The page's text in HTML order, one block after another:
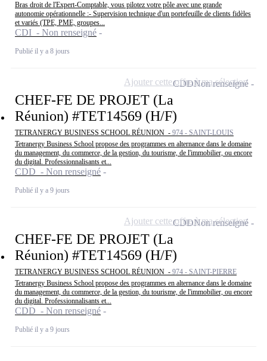
Bras droit de l'Expert-Comptable, vous pilotez votre pôle avec une grande
autonomie opérationnelle :- Supervision technique d'un portefeuille de clients fidèles
et variés (TPE, PME, groupes...
CDI - Non renseigné
Publié il y a 8 jours
CHEF-FE DE PROJET (La
Réunion) #TET14569 (H/F)
TETRANERGY BUSINESS SCHOOL RÉUNION - 974 - SAINT-LOUIS
Tetranergy Business School propose des programmes en alternance dans le domaine
du management, du commerce, de la gestion, du tourisme, de l'immobilier, ou encore
du digital. Professionnalisants et...
CDD - Non renseigné
Publié il y a 9 jours
CDDNon renseigné
Ajouter cette offre à ma sélection
CHEF-FE DE PROJET (La
Réunion) #TET14569 (H/F)
TETRANERGY BUSINESS SCHOOL RÉUNION - 974 - SAINT-PIERRE
Tetranergy Business School propose des programmes en alternance dans le domaine
du management, du commerce, de la gestion, du tourisme, de l'immobilier, ou encore
du digital. Professionnalisants et...
CDD - Non renseigné
Publié il y a 9 jours
CDDNon renseigné
Ajouter cette offre à ma sélection